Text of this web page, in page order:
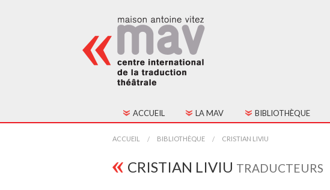
ACCUEIL LA MAV
HISTORIQUE
FONCTIONNEMENT
BIBLIOTHÈQUE
TOUS LES TEXTES
TEXTES JEUNE PUBLIC
ACCUEIL BIBLIOTHÈQUE CRISTIAN LIVIU
CRISTIAN LIVIU TRADUCTEURS